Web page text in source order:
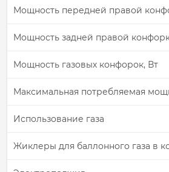
Мощность передней правой
Мощность задней правой
Мощность газовых конфорок, Вт
Максимальная потребляемая
Использование газа
Жиклеры для баллонного газа в